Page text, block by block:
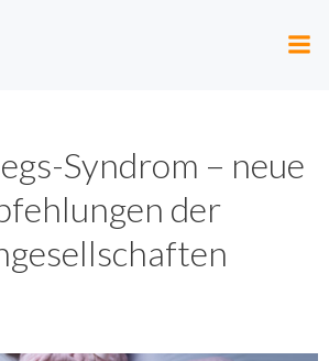
Syndrom – neue
der